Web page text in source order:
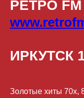
РЕТРО FM
ИРКУТСК
Золотые хиты 70х,